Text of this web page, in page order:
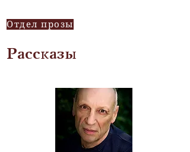
Отдел прозы
Рассказы